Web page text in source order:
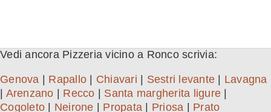
Vedi ancora Pizzeria vicino a Ronco scrivia:
Genova Rapallo Chiavari Sestri levante
Lavagna
Arenzano Recco Santa margherita ligure
Cogoleto
Neirone Propata Priosa
Prato